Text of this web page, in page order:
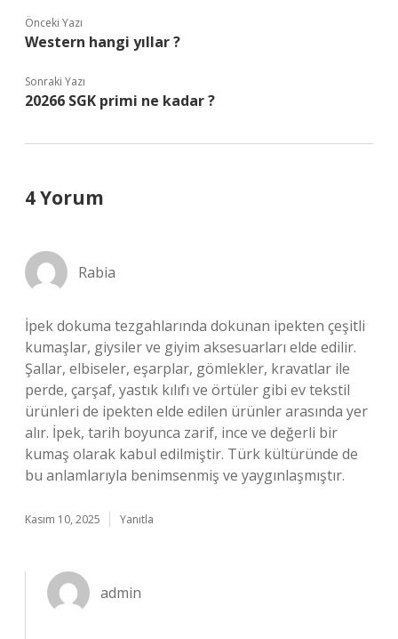
Önceki Yazı
Western hangi yıllar ?
Sonraki Yazı
20266 SGK primi ne kadar ?
4 Yorum
Rabia
İpek dokuma tezgahlarında dokunan ipekten çeşitli
kumaşlar, giysiler ve giyim aksesuarları elde edilir.
Şallar, elbiseler, eşarplar, gömlekler, kravatlar ile
perde, çarşaf, yastık kılıfı ve örtüler gibi ev tekstil
ürünleri de ipekten elde edilen ürünler arasında yer
alır. İpek, tarih boyunca zarif, ince ve değerli bir
kumaş olarak kabul edilmiştir. Türk kültüründe de
bu anlamlarıyla benimsenmiş ve yaygınlaşmıştır.
Kasım 10, 2025 Yanıtla
admin